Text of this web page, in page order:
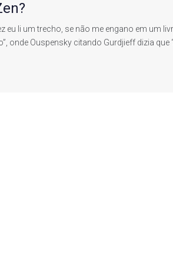
eu li um trecho, se não me engano em um
onde Ouspensky citando Gurdjieff dizia que